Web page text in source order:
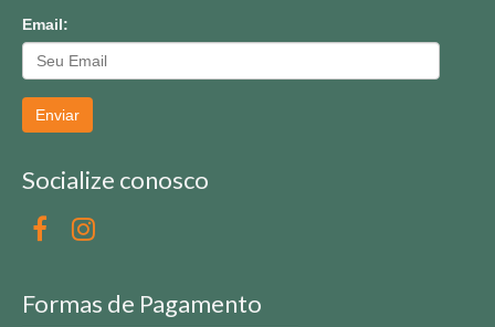
Email:
Enviar
Socialize conosco
Formas de Pagamento